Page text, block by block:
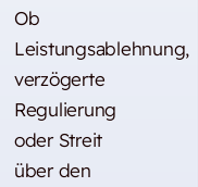
Ob
Leistungsablehnung,
verzögerte
Regulierung
oder Streit
über den